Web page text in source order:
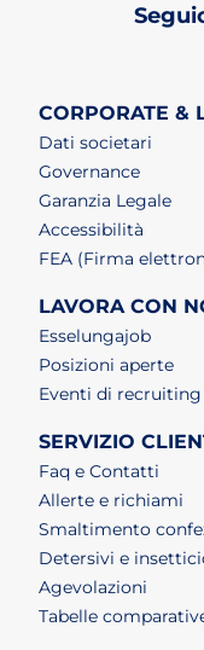
CORPORATE &
Dati societari
Governance
Garanzia Legale
Accessibilità
FEA (Firma
LAVORA CON
Esselungajob(apri
Posizioni aperte
Eventi di recruiting
SERVIZIO
Faq e Contatti
Allerte e richiami
Smaltimento
Detersivi e
Agevolazioni
Tabelle